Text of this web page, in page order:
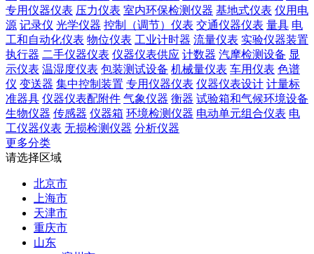
专用仪器仪表 压力仪表 室内环保检测仪器 基地式仪表 仪用电
源 记录仪 光学仪器 控制（调节）仪表 交通仪器仪表 量具 电
工和自动化仪表 物位仪表 工业计时器 流量仪表 实验仪器装置
执行器 二手仪器仪表 仪器仪表供应 计数器 汽摩检测设备 显
示仪表 温湿度仪表 包装测试设备 机械量仪表 车用仪表 色谱
仪 变送器 集中控制装置 专用仪器仪表 仪器仪表设计 计量标
准器具 仪器仪表配附件 气象仪器 衡器 试验箱和气候环境设备
生物仪器 传感器 仪器箱 环境检测仪器 电动单元组合仪表 电
工仪器仪表 无损检测仪器 分析仪器
更多分类
请选择区域
北京市
上海市
天津市
重庆市
山东